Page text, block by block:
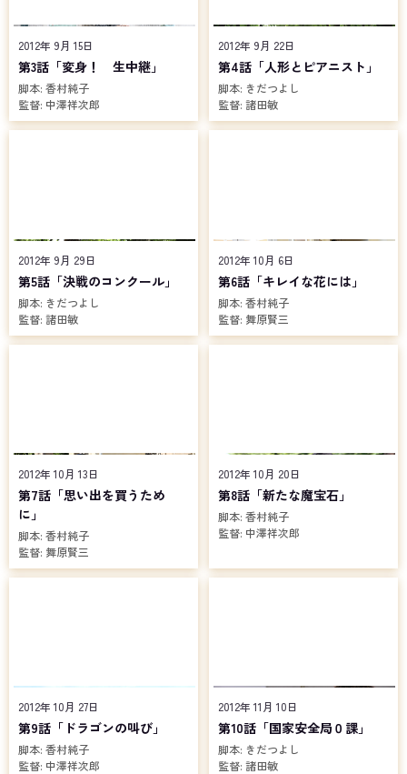
2012年 9月 15日
第3話「変身！ 生中継」
脚本: 香村純子
監督: 中澤祥次郎
2012年 9月 22日
第4話「人形とピアニスト」
脚本: きだつよし
監督: 諸田敏
2012年 9月 29日
第5話「決戦のコンクール」
脚本: きだつよし
監督: 諸田敏
2012年 10月 6日
第6話「キレイな花には」
脚本: 香村純子
監督: 舞原賢三
2012年 10月 13日
第7話「思い出を買うため
に」
脚本: 香村純子
監督: 舞原賢三
2012年 10月 20日
第8話「新たな魔宝石」
脚本: 香村純子
監督: 中澤祥次郎
2012年 10月 27日
第9話「ドラゴンの叫び」
脚本: 香村純子
監督: 中澤祥次郎
2012年 11月 10日
第10話「国家安全局０課」
脚本: きだつよし
監督: 諸田敏